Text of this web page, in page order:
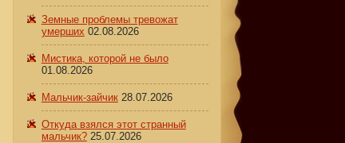
Земные проблемы тревожат
умерших 02.08.2026
Мистика, которой не было
01.08.2026
Мальчик-зайчик 28.07.2026
Откуда взялся этот странный
мальчик? 25.07.2026